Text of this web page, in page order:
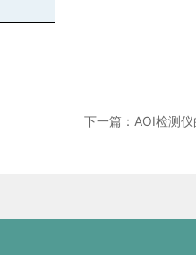
下一篇：AOI检测